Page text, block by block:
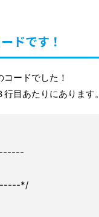
ドです！
ードでした！
目あたりにあります。
*/